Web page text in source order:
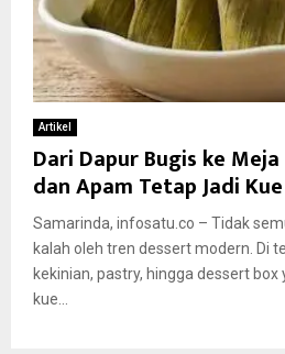
Artikel
Dari Dapur Bugis ke
dan Apam Tetap Jadi
Samarinda, infosatu.co – Tidak
kalah oleh tren dessert modern. Di
kekinian, pastry, hingga dessert
kue...